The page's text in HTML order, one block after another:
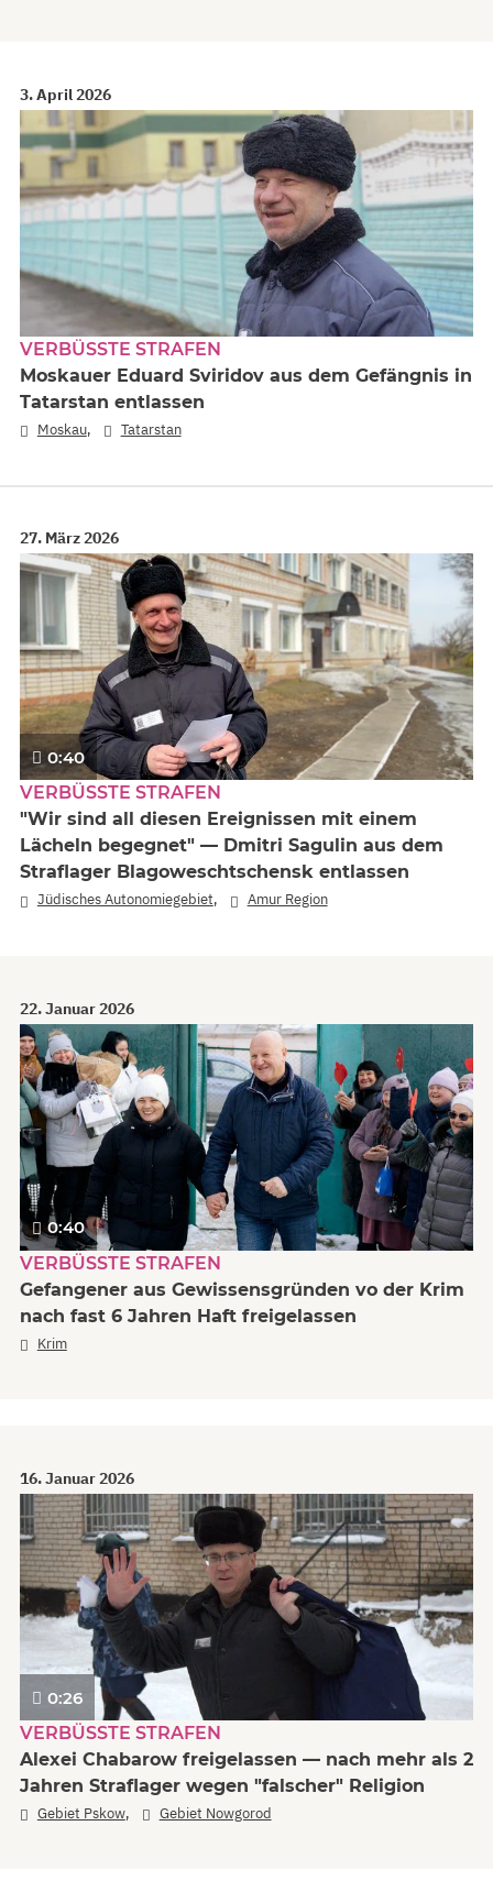
3. April 2026
VERBÜSSTE STRAFEN
Moskauer Eduard Sviridov aus dem Gefängnis in
Tatarstan entlassen
Moskau, Tatarstan
27. März 2026
0:40
VERBÜSSTE STRAFEN
"Wir sind all diesen Ereignissen mit einem
Lächeln begegnet" — Dmitri Sagulin aus dem
Straflager Blagoweschtschensk entlassen
Jüdisches Autonomiegebiet, Amur Region
22. Januar 2026
0:40
VERBÜSSTE STRAFEN
Gefangener aus Gewissensgründen vo der Krim
nach fast 6 Jahren Haft freigelassen
Krim
16. Januar 2026
0:26
VERBÜSSTE STRAFEN
Alexei Chabarow freigelassen — nach mehr als 2
Jahren Straflager wegen "falscher" Religion
Gebiet Pskow, Gebiet Nowgorod